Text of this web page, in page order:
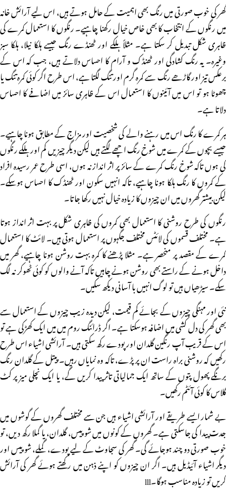
گھر کی خوب صورتی میں رنگ بھی اہمیت کے حامل ہوتے ہیں، اس لیے آرائش خانہ
میں رنگوں کے انتخاب کا بھی خاص خیال رکھنا چاہیے۔ رنگوں کا استعمال کمرے کی
ظاہری شکل تبدیل کر سکتا ہے۔ مثلاً ہلکے اور ٹھنڈے رنگ جیسے ہلکا نیلا، ہلکا سبز
وغیرہ۔ یہ رنگ کشادگی اور ٹھنڈک و آرام کا احساس دلاتے ہیں، جب کہ اس کے
برعکس تیز اور گاڑھے رنگ سے کمرہ گرم اور تنگ لگتا ہے، اس طرح اگر کوئی کمرہ تنگ یا
چھوٹا ہو تو اس میں آئینوں کا استعمال اس کے ظاہری سائز میں اضافے کا احساس
دلاتا ہے۔
ہر کمرے کا رنگ اس میں رہنے والے کی شخصیت اور مزاج کے مطابق ہونا چاہیے۔
جیسے بچوں کے کمرے میں شوخ رنگ اچھے لگتے ہیں لیکن دیگر چیزیں کم اور ہلکے رنگوں
کی ہوں تاکہ شوخ رنگ کمرے کے سائز پر اثر انداز نہ ہوں، اسی طرح عمر رسیدہ افراد
کے کمروں کا رنگ ہلکا ہونا چاہیے، تاکہ انہیں سکون اور ٹھنڈک کا احساس ہوسکے۔
لیکن بیشتر گھروں میں ان چیزوں کا زیادہ خیال نہیں رکھا جاتا۔
رنگوں کی طرح روشنی کا استعمال بھی کمروں کی ظاہری شکل پر بہت اثر انداز ہوتا
ہے۔ مختلف قسموں کی لائٹس مختلف جگہوں پر استعمال ہوتی ہیں۔ لائٹ کا استعمال
کمرے کے مقصد پر منحصر ہے۔ مثلا پڑھنے کا کمرہ بہت روشن ہونا چاہیے، گھر میں
داخل ہونے کے راستے بھی روشن ہونے چاہیں تاکہ آنے والوں کو کوئی ٹھوکر نہ لگ
سکے۔ سیڑھیاں ہیں تو لوگ انہیں با آسانی دیکھ سکیں۔
نئی اور مہنگی چیزوں کے بجائے کم قیمت، لیکن دیدہ زیب چیزوں کے استعمال سے
بھی گھر کی دل کشی میں اضافہ ہوسکتا ہے۔ اگر ڈرائنگ روم میں میں ایک کھڑکی ہے تو
اس کے قریب آپ رنگین گلدان اور پودے رکھ سکتی ہیں۔ آرائشی اشیاء اس طرح
رکھیں کہ روشنی براہ راست ان پر پڑے، تاکہ وہ نمایاں رہیں۔ پیتل کے گلدان رنگ
برنگے پھول پتوں کے ساتھ ایک جمالیاتی تاثر پیدا کریں گے، یا ایک نچلی میز پر کٹ
گلاس کا کوئی آئٹم رکھیں۔
بے شمار ایسے طریقے اور آرائشی اشیاء ہیں جن سے مختلف گھروں کے گوشوں میں
جدت پیدا کی جاسکتی ہے۔ گھروں کے کونوں میں شوپیس، گلدان، یا گملا رکھ دیں، تو
خوب صورتی دو چند ہوجائے گی۔ گھر کی سجاوٹ کے لیے پودے، گملے، شوپیس اور
دیگر اشیاء آئیڈیل ہیں۔ اگر ان چیزوں کو اپنے ذہن میں رکھتے ہوئے گھر کی آرائش
کریں تو زیادہ مناسب ہوگا۔lll